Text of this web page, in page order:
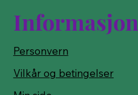
Informasjon
Personvern
Vilkår og betingelser